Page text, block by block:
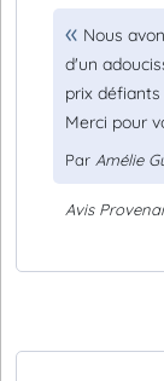
Nous
d'un
prix
Merci pour
Par Amélie
Avis